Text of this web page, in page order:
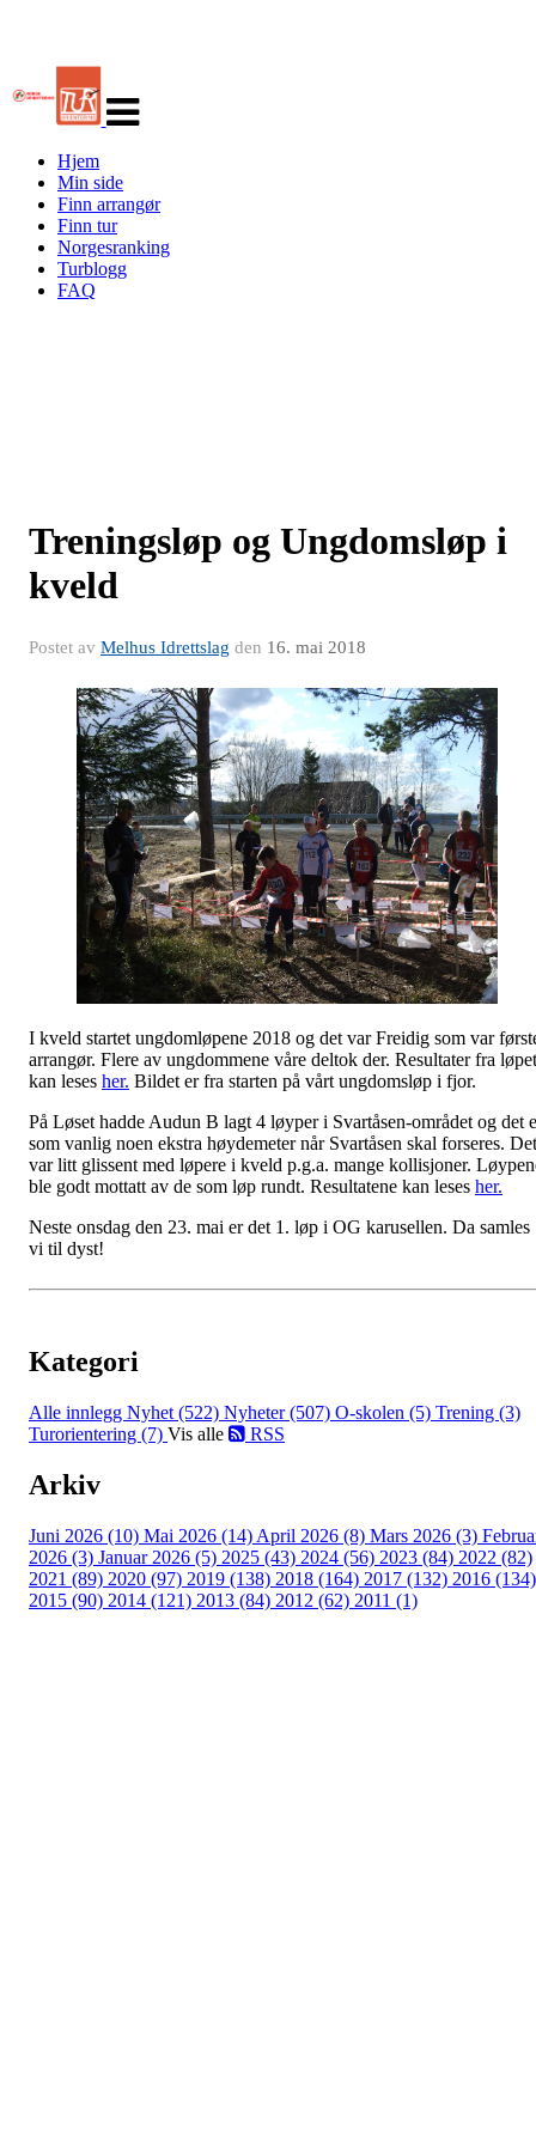
navigasjon
Hjem
Min side
Finn arrangør
Finn tur
Norgesranking
Turblogg
FAQ
Treningsløp og Ungdomsløp i
kveld
Postet av Melhus Idrettslag den 16. mai 2018
I kveld startet ungdomløpene 2018 og det var Freidig som var
arrangør. Flere av ungdommene våre deltok der. Resultater fra løpet
kan leses her. Bildet er fra starten på vårt ungdomsløp i fjor.
På Løset hadde Audun B lagt 4 løyper i Svartåsen-området og det
som vanlig noen ekstra høydemeter når Svartåsen skal forseres. Det
var litt glissent med løpere i kveld p.g.a. mange kollisjoner.
ble godt mottatt av de som løp rundt. Resultatene kan leses her.
Neste onsdag den 23. mai er det 1. løp i OG karusellen. Da samles
vi til dyst!
Kategori
Alle innlegg Nyhet (522) Nyheter (507) O-skolen (5) Trening (3)
Turorientering (7) Vis alle RSS
Arkiv
Juni 2026 (10) Mai 2026 (14) April 2026 (8) Mars 2026 (3)
2026 (3) Januar 2026 (5) 2025 (43) 2024 (56) 2023 (84) 2022 (82)
2021 (89) 2020 (97) 2019 (138) 2018 (164) 2017 (132) 2016 (134)
2015 (90) 2014 (121) 2013 (84) 2012 (62) 2011 (1)